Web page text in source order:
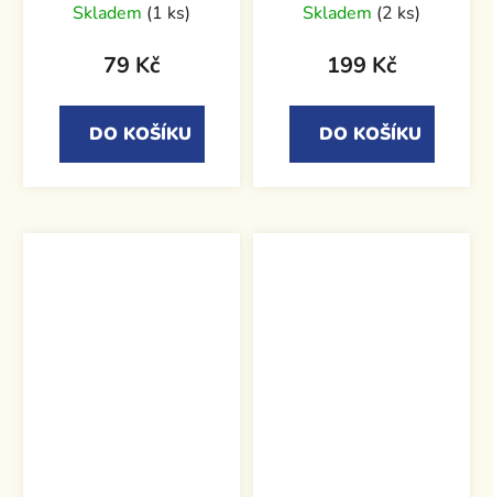
Skladem (1 ks)
79 Kč
DO KOŠÍKU
Skladem (2 ks)
199 Kč
DO KOŠÍKU